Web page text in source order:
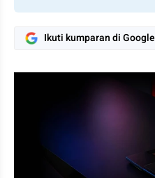
Ikuti kumparan di Google